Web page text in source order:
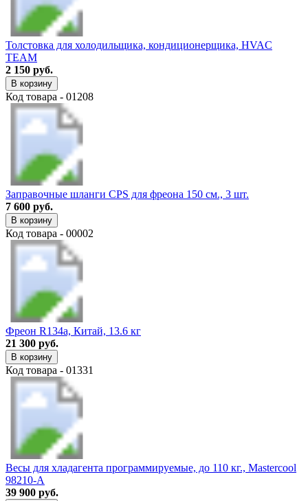
Толстовка для холодильщика, кондиционерщика, HVAC
TEAM
2 150 руб.
В корзину
Код товара - 01208
Заправочные шланги CPS для фреона 150 см., 3 шт.
7 600 руб.
В корзину
Код товара - 00002
Фреон R134a, Китай, 13.6 кг
21 300 руб.
В корзину
Код товара - 01331
Весы для хладагента программируемые, до 110 кг., Mastercool
98210-A
39 900 руб.